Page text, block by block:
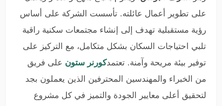
على تطوير أعمال عائلته. تأسست الشركة على أساس
رؤية مستقبلية تهدف إلى إنشاء مجتمعات سكنية راقية
تلبي احتياجات السكان بشكل متكامل، مع التركيز على
توفير بيئة مريحة وآمنة. تعتمدكورنر ستون على فريق
من الخبراء والمهندسين المحترفين الذين يعملون بجد
لتحقيق أعلى معايير الجودة والتميز في كل مشروع